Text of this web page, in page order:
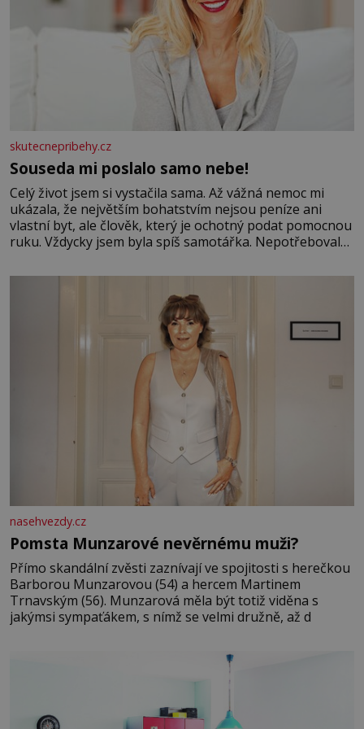
skutecnepribehy.cz
Souseda mi poslalo samo nebe!
Celý život jsem si vystačila sama. Až vážná nemoc mi
ukázala, že největším bohatstvím nejsou peníze ani
vlastní byt, ale člověk, který je ochotný podat pomocnou
ruku. Vždycky jsem byla spíš samotářka. Nepotřebovala
mi knihy, práce a hlavně klid. Hned po studiích jsem
nasehvezdy.cz
Pomsta Munzarové nevěrnému muži?
Přímo skandální zvěsti zaznívají ve spojitosti s herečkou
Barborou Munzarovou (54) a hercem Martinem
Trnavským (56). Munzarová měla být totiž viděna s
jakýmsi sympaťákem, s nímž se velmi družně, až d